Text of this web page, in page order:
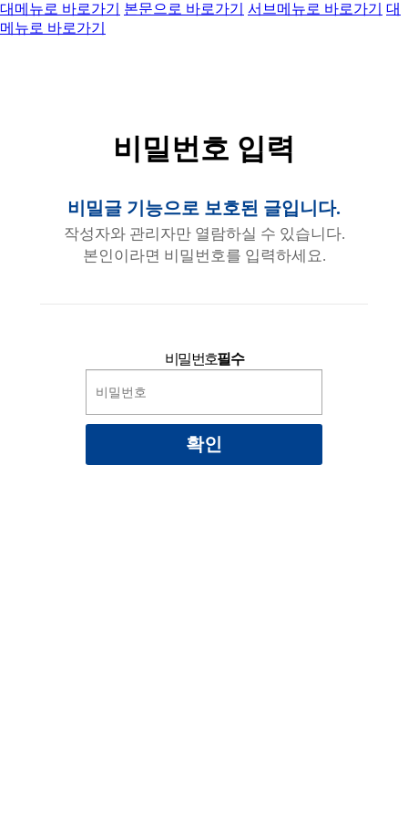
대메뉴로 바로가기 본문으로 바로가기 서브메뉴로 바로가기
대
메뉴로 바로가기
비밀번호 입력
비밀글 기능으로 보호된 글입니다.
작성자와 관리자만 열람하실 수 있습니다.
본인이라면 비밀번호를 입력하세요.
비밀번호필수